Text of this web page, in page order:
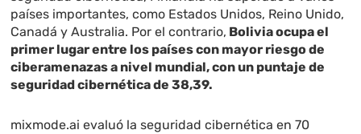
países importantes, como Estados Unidos, Reino Unido,
Canadá y Australia. Por el contrario, Bolivia ocupa el
primer lugar entre los países con mayor riesgo de
ciberamenazas a nivel mundial, con un puntaje de
seguridad cibernética de 38,39.
mixmode.ai evaluó la seguridad cibernética en 70